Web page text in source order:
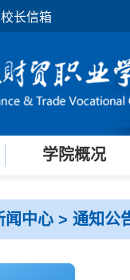
校长信箱
学院概况
闻中心 > 通知公